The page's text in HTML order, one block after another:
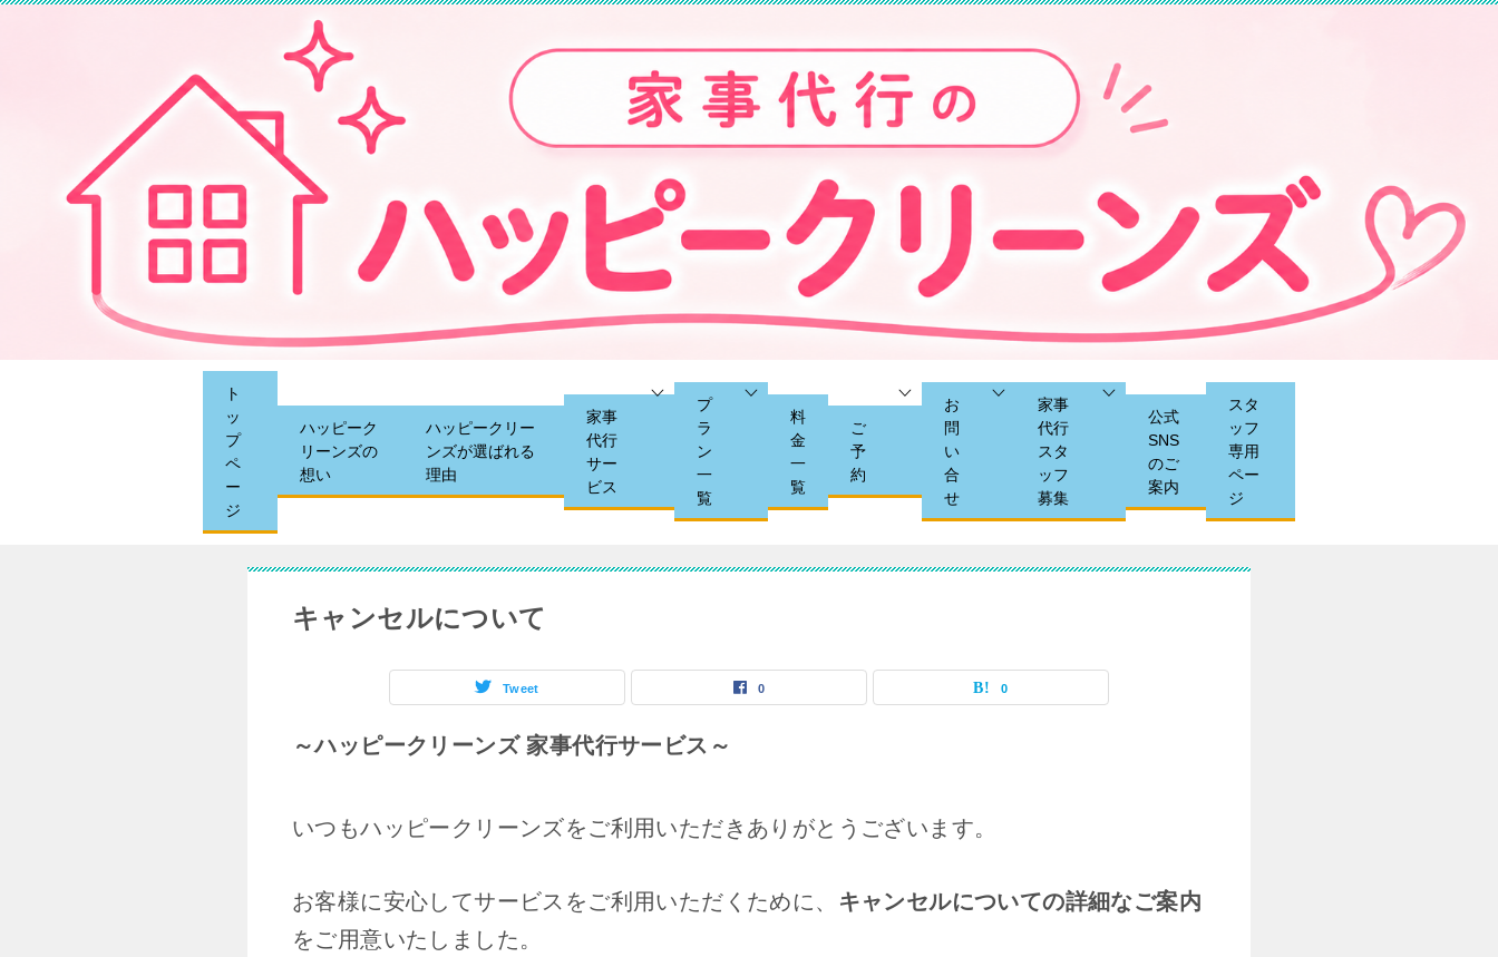
ト
ッ
プ
ペ
ー
ジ
ハッピーク
リーンズの
想い
ハッピークリー
ンズが選ばれる
理由
家事
代行
サー
ビス
プ
ラ
ン
一
覧
料
金
一
覧
ご
予
約
お
問
い
合
せ
家事
代行
スタ
ッフ
募集
公式
SNS
のご
案内
スタ
ッフ
専用
ペー
ジ
キャンセルについて
Tweet 0 0
～ハッピークリーンズ 家事代行サービス～
いつもハッピークリーンズをご利用いただきありがとうございます。
お客様に安心してサービスをご利用いただくために、
キャンセルについての詳細なご案内
をご用意いたしました。